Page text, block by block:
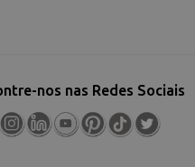
nos nas Redes Sociais